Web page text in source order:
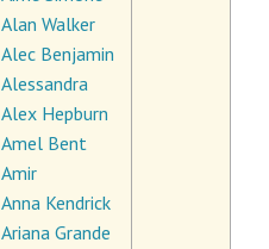
Alan Walker
Alec Benjamin
Alessandra
Alex Hepburn
Amel Bent
Amir
Anna Kendrick
Ariana Grande